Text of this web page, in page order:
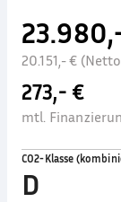
20.151,- €
273,- €
mtl.
CO2-Klasse
D